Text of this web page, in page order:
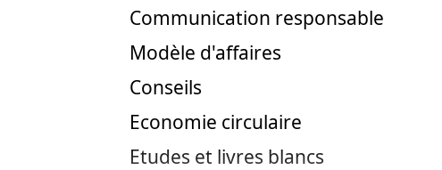
Communication responsable
Modèle d'affaires
Conseils
Economie circulaire
Etudes et livres blancs